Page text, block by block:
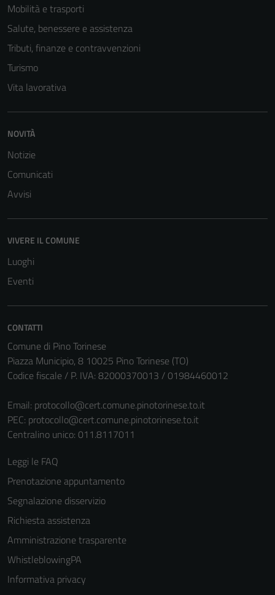
Mobilità e trasporti
Salute, benessere e assistenza
Tributi, finanze e contravvenzioni
Turismo
Vita lavorativa
NOVITÀ
Notizie
Comunicati
Avvisi
VIVERE IL COMUNE
Luoghi
Eventi
CONTATTI
Comune di Pino Torinese
Piazza Municipio, 8 10025 Pino Torinese (TO)
Codice fiscale / P. IVA: 82000370013 / 01984460012
Email: protocollo@cert.comune.pinotorinese.to.it
PEC: protocollo@cert.comune.pinotorinese.to.it
Centralino unico: 011.8117011
Leggi le FAQ
Prenotazione appuntamento
Segnalazione disservizio
Richiesta assistenza
Amministrazione trasparente
WhistleblowingPA
Informativa privacy